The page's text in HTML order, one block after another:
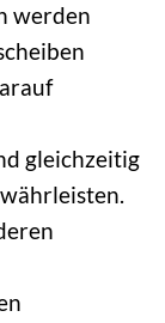
werden
gleichzeitig